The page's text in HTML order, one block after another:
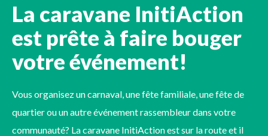
La caravane InitiAction
est prête à faire bouger
votre événement!
Vous organisez un carnaval, une fête familiale, une fête de
quartier ou un autre événement rassembleur dans votre
communauté? La caravane InitiAction est sur la route et il